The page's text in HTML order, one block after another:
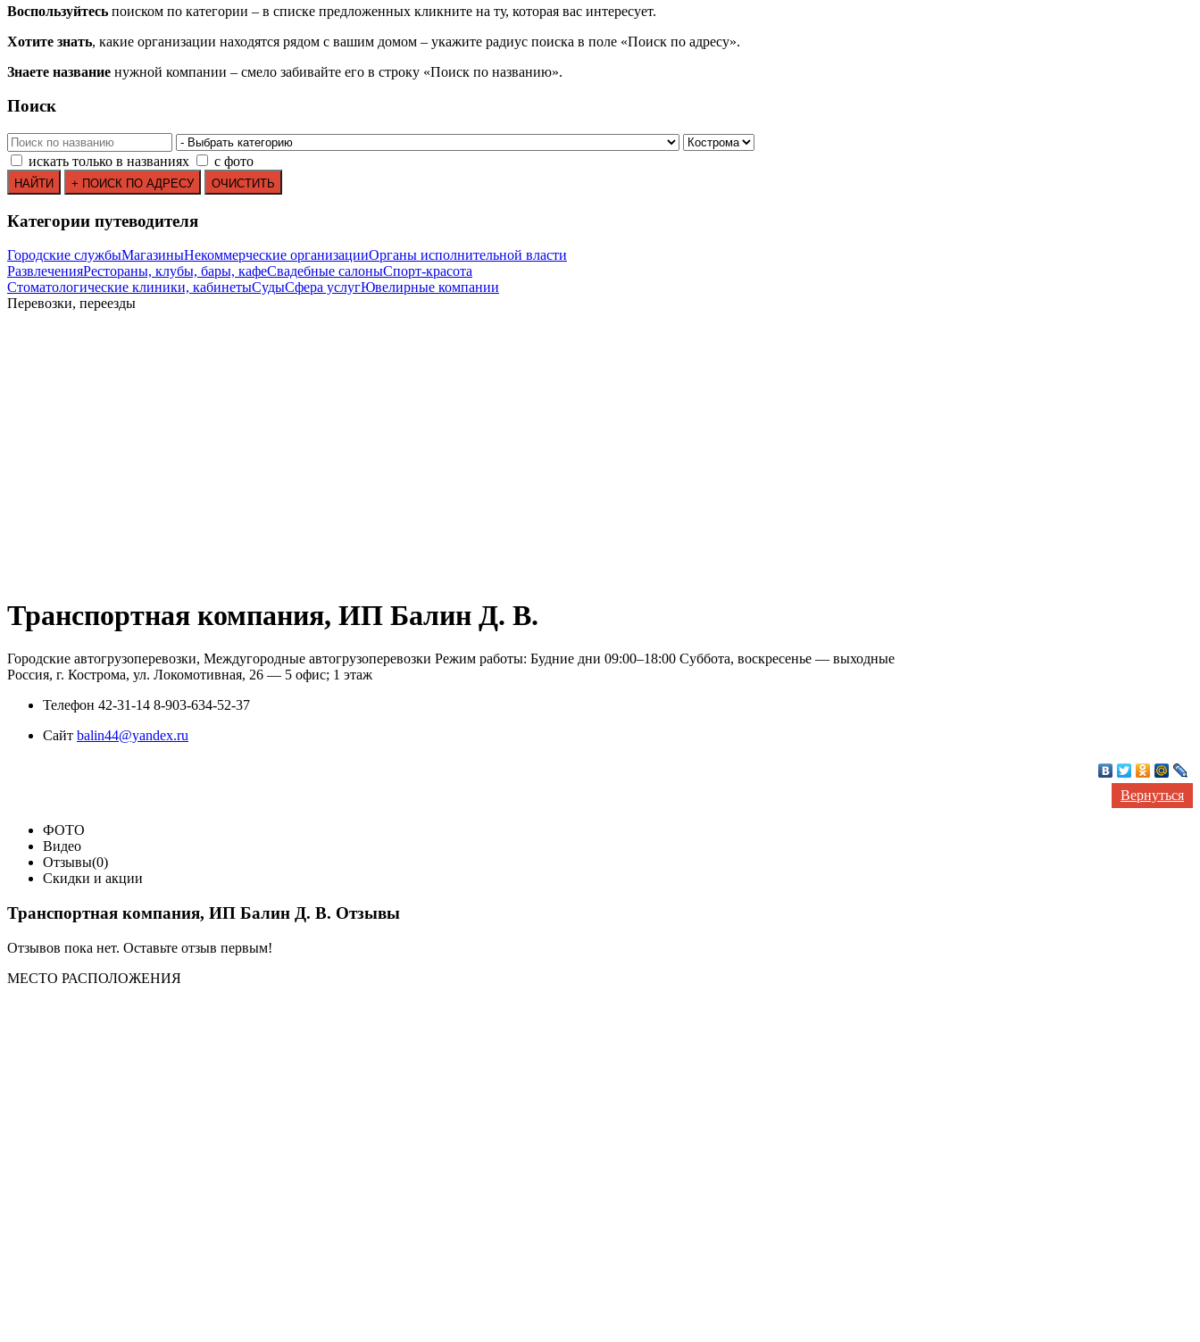
Воспользуйтесь поиском по категории – в списке предложенных кликните на ту, которая вас интересует.
Хотите знать, какие организации находятся рядом с вашим домом – укажите радиус поиска в поле «Поиск по адресу».
Знаете название нужной компании – смело забивайте его в строку «Поиск по названию».
Поиск
искать только в названиях с фото
Категории путеводителя
Городские службыМагазиныНекоммерческие организацииОрганы исполнительной власти
РазвлеченияРестораны, клубы, бары, кафеСвадебные салоныСпорт-красота
Стоматологические клиники, кабинетыСудыСфера услугЮвелирные компании
Перевозки, переезды
Транспортная компания, ИП Балин Д. В.
Городские автогрузоперевозки, Междугородные автогрузоперевозки Режим работы: Будние дни 09:00–18:00 Суббота, воскресенье — выходные
Россия, г. Кострома, ул. Локомотивная, 26 — 5 офис; 1 этаж
Телефон 42-31-14 8-903-634-52-37
Сайт balin44@yandex.ru
Вернуться
ФОТО
Видео
Отзывы(0)
Скидки и акции
Транспортная компания, ИП Балин Д. В. Отзывы
Отзывов пока нет. Оставьте отзыв первым!
МЕСТО РАСПОЛОЖЕНИЯ